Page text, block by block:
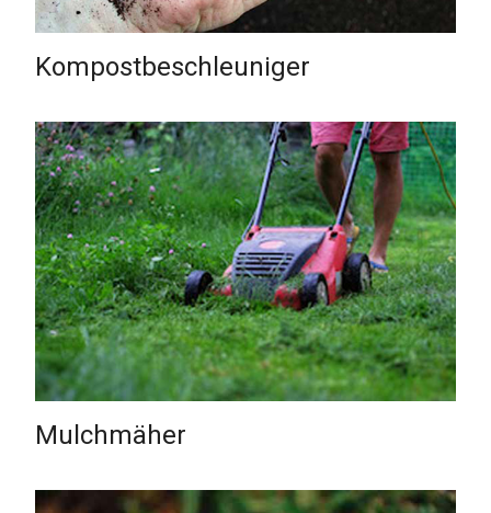
Kompostbeschleuniger
Mulchmäher